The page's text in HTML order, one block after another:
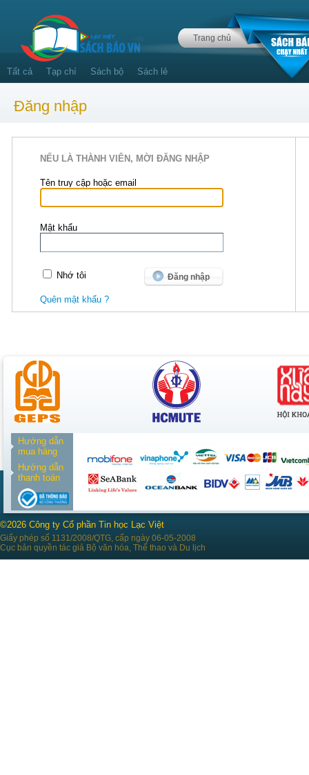
Trang chủ
Tất cả Tạp chí Sách bộ Sách lẻ
Đăng nhập
NẾU LÀ THÀNH VIÊN, MỜI ĐĂNG NHẬP
Tên truy cập hoặc email
Mật khẩu
Nhớ tôi
Quên mật khẩu ?
Hướng dẫn
mua hàng
Hướng dẫn
thanh toán
©2026 Công ty Cổ phần Tin học Lạc Việt
Giấy phép số 1131/2008/QTG, cấp ngày 06-05-2008
Cục bản quyền tác giả Bộ văn hóa, Thể thao và Du lịch